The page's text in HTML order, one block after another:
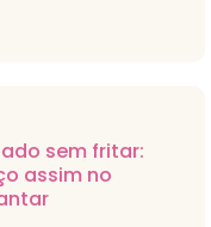
sem fritar:
assim no